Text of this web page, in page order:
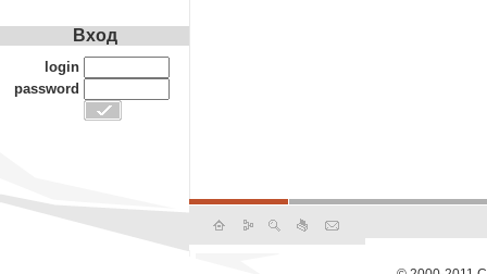
Вход
login
password